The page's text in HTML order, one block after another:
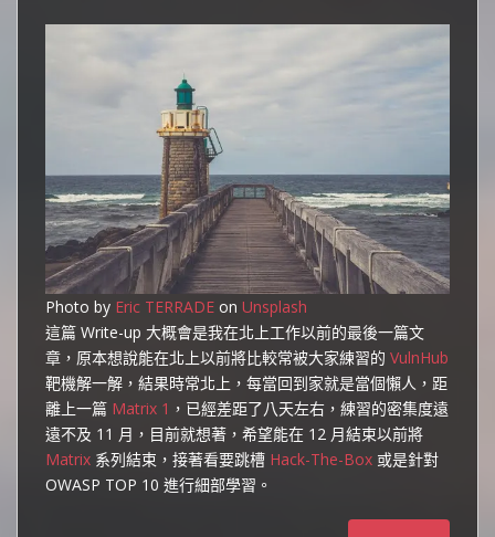
Photo by Eric TERRADE on Unsplash
這篇 Write-up 大概會是我在北上工作以前的最後一篇文
章，原本想說能在北上以前將比較常被大家練習的 VulnHub
靶機解一解，結果時常北上，每當回到家就是當個懶人，距
離上一篇 Matrix 1 ，已經差距了八天左右，練習的密集度遠
遠不及 11 月，目前就想著，希望能在 12 月結束以前將
Matrix 系列結束，接著看要跳槽 Hack-The-Box 或是針對
OWASP TOP 10 進行細部學習。